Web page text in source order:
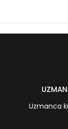
Uzmanca